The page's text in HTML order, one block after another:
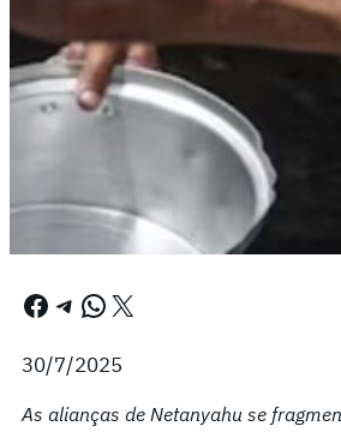
Facebook Telegram WhatsApp X
30/7/2025
As alianças de Netanyahu se